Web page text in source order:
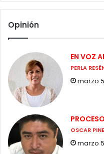
Opinión
EN VOZ
PERLA
marzo
OSCAR
marzo